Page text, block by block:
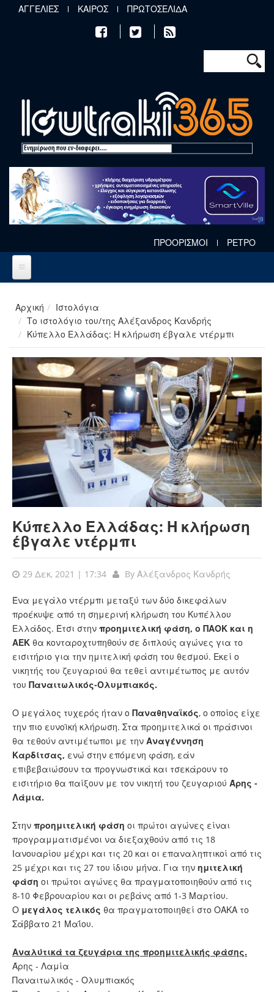
Παράκαμψη προς το κυρίως περιεχόμενο
ΑΓΓΕΛΙΕΣ ΚΑΙΡΟΣ ΠΡΩΤΟΣΕΛΙΔΑ
Φόρμα
Αναζήτηση
ΠΡΟΟΡΙΣΜΟΙ ΡΕΤΡΟ
Αρχική
Ιστολόγια
Το ιστολόγιο του/της Αλέξανδρος Κανδρής
Κύπελλο Ελλάδας: Η κλήρωση έβγαλε ντέρμπι
Κύπελλο Ελλάδας: Η κλήρωση
έβγαλε ντέρμπι
29 Δεκ, 2021 | 17:34 By Αλέξανδρος Κανδρής
Ένα μεγάλο ντέρμπι μεταξύ των δύο δικεφάλων
προέκυψε από τη σημερινή κλήρωση του Κυπέλλου
Ελλάδος. Έτσι στην προημιτελική φάση, ο ΠΑΟΚ και η
ΑΕΚ θα κονταροχτυπηθούν σε διπλούς αγώνες για το
εισιτήριο για την ημιτελική φάση του θεσμού. Εκεί ο
νικητής του ζευγαριού θα τεθεί αντιμέτωπος με αυτόν
του Παναιτωλικός-Ολυμπιακός.
Ο μεγάλος τυχερός ήταν ο Παναθηναϊκός, ο οποίος είχε
την πιο ευνοϊκή κλήρωση. Στα προημιτελικά οι πράσινοι
θα τεθούν αντιμέτωποι με την Αναγέννηση
Καρδίτσας, ενώ στην επόμενη φάση, εάν
επιβεβαιώσουν τα προγνωστικά και τσεκάρουν το
εισιτήριο θα παίξουν με τον νικητή του ζευγαριού Άρης -
Λάμια.
Στην προημιτελική φάση οι πρώτοι αγώνες είναι
προγραμματισμένοι να διεξαχθούν από τις 18
Ιανουαρίου μέχρι και τις 20 και οι επαναληπτικοί από τις
25 μέχρι και τις 27 του ίδιου μήνα. Για την ημιτελική
φάση οι πρώτοι αγώνες θα πραγματοποιηθούν από τις
8-10 Φεβρουαρίου και οι ρεβάνς από 1-3 Μαρτίου.
Ο μεγάλος τελικός θα πραγματοποιηθεί στο ΟΑΚΑ το
Σάββατο 21 Μαΐου.
Αναλύτικά τα ζευγάρια της προημιτελικής φάσης.
Άρης - Λαμία
Παναιτωλικός - Ολυμπιακός